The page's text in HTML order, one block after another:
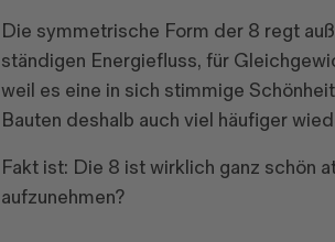
Die symmetrische Form der 8 regt
ständigen Energiefluss, für
weil es eine in sich stimmige
Bauten deshalb auch viel häufiger
Fakt ist: Die 8 ist wirklich ganz schön
aufzunehmen?